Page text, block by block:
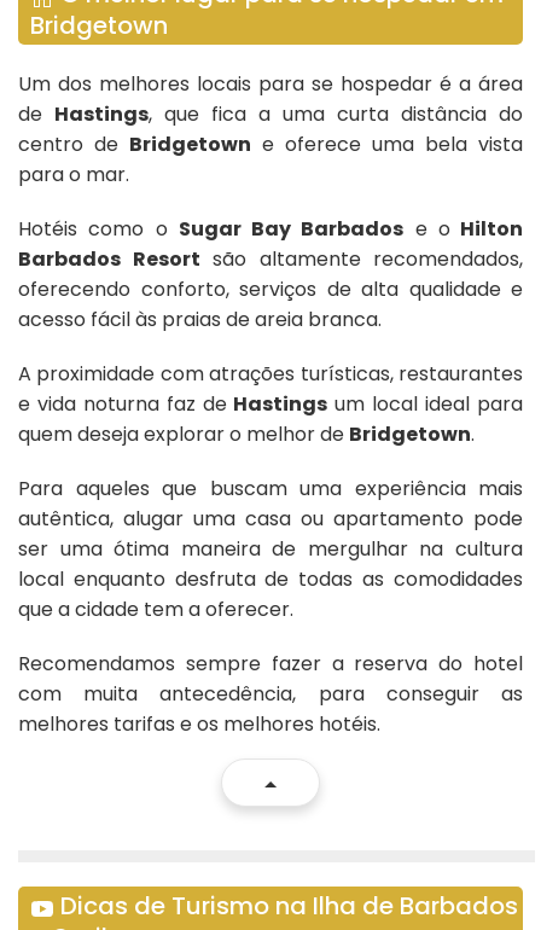
Bridgetown
Um dos melhores locais para se hospedar é a área
de Hastings, que fica a uma curta distância do
centro de Bridgetown e oferece uma bela vista
para o mar.
Hotéis como o Sugar Bay Barbados e o Hilton
Barbados Resort são altamente recomendados,
oferecendo conforto, serviços de alta qualidade e
acesso fácil às praias de areia branca.
A proximidade com atrações turísticas, restaurantes
e vida noturna faz de Hastings um local ideal para
quem deseja explorar o melhor de Bridgetown.
Para aqueles que buscam uma experiência mais
autêntica, alugar uma casa ou apartamento pode
ser uma ótima maneira de mergulhar na cultura
local enquanto desfruta de todas as comodidades
que a cidade tem a oferecer.
Recomendamos sempre fazer a reserva do hotel
com muita antecedência, para conseguir as
melhores tarifas e os melhores hotéis.
Dicas de Turismo na Ilha de Barbados